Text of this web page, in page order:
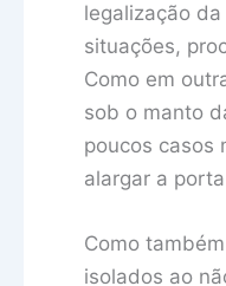
legalização
situações,
Como em
sob o manto
poucos casos
alargar a
Como
isolados ao